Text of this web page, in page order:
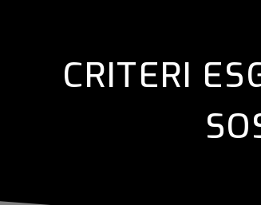
CRITERI